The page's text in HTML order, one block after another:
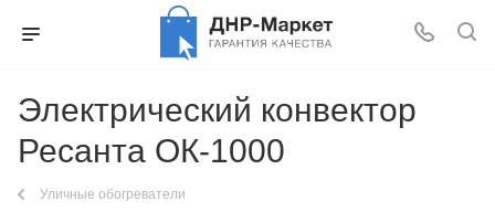
Электрический конвектор
Ресанта ОК-1000
Уличные обогреватели